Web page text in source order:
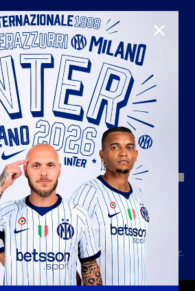
23
俱乐部 票务 国际米兰女子队
CLOSE